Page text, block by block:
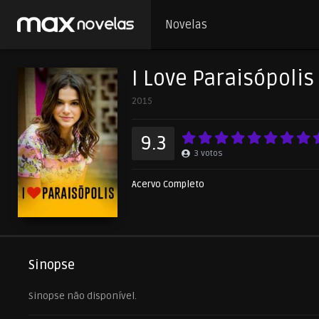
Novelas
I Love Paraisópolis
2015
9.3 3 votos
Acervo Completo
Sinopse
Sinopse não disponível.